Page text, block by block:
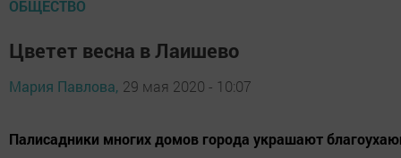
ОБЩЕСТВО
Цветет весна в Лаишево
Мария Павлова, 29 мая 2020 - 10:07
Палисадники многих домов города украшают